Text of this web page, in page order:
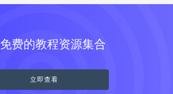
费的教程资源集合
立即查看